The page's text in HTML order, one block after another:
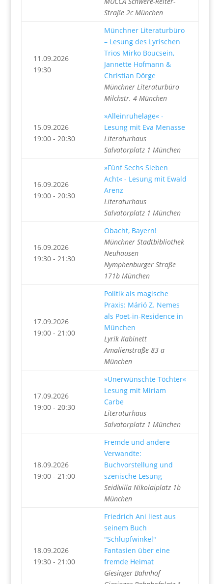
Straße 2c München
11.09.2026
19:30
Münchner Literaturbüro
– Lesung des Lyrischen
Trios Mirko Boucsein,
Jannette Hofmann &
Christian Dörge
Münchner Literaturbüro
Milchstr. 4 München
15.09.2026
19:00 - 20:30
»Alleinruhelage« -
Lesung mit Eva Menasse
Literaturhaus
Salvatorplatz 1 München
16.09.2026
19:00 - 20:30
»Fünf Sechs Sieben
Acht« - Lesung mit Ewald
Arenz
Literaturhaus
Salvatorplatz 1 München
16.09.2026
19:30 - 21:30
Obacht, Bayern!
Münchner Stadtbibliothek
Neuhausen
Nymphenburger Straße
171b München
17.09.2026
19:00 - 21:00
Politik als magische
Praxis: Márió Z. Nemes
als Poet-in-Residence in
München
Lyrik Kabinett
Amalienstraße 83 a
München
17.09.2026
19:00 - 20:30
»Unerwünschte Töchter«
Lesung mit Miriam
Carbe
Literaturhaus
Salvatorplatz 1 München
18.09.2026
19:00 - 21:00
Fremde und andere
Verwandte:
Buchvorstellung und
szenische Lesung
Seidlvilla Nikolaiplatz 1b
München
18.09.2026
19:30 - 21:00
Friedrich Ani liest aus
seinem Buch
"Schlupfwinkel"
Fantasien über eine
fremde Heimat
Giesinger Bahnhof